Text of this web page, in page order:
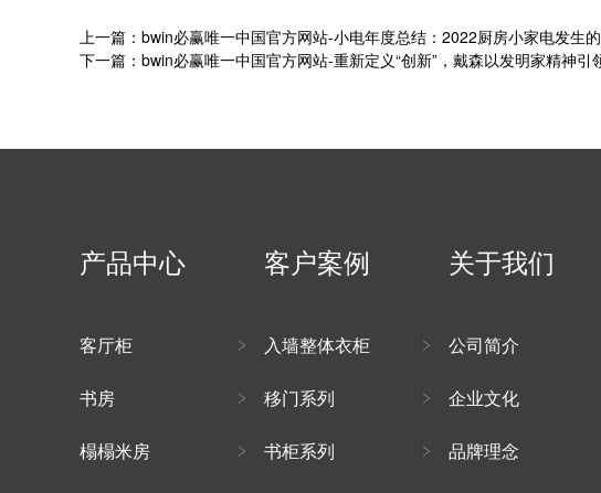
上一篇：bwin必赢唯一中国官方网站-小电年度总结：2022厨房小家电发生
下一篇：bwin必赢唯一中国官方网站-重新定义“创新”，戴森以发明家精神引
产品中心
客厅柜
书房
榻榻米房
客户案例
入墙整体衣柜
移门系列
书柜系列
关于我们
公司简介
企业文化
品牌理念